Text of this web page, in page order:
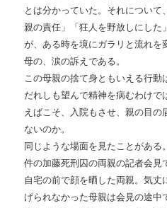
とは分かっていた。それについて
親の責任」「狂人を野放しにした
が、ある時を境にガラリと流れを
母の、涙の訴えである。
この母親の捨て身ともいえる行動
だれしも望んで精神を病むわけで
えばこそ、入院もさせ、親の目の
ないのか。
同じような場面を見たことがあ
件の加藤死刑囚の両親の記者会見
自宅の前で顔を晒した両親。気丈
げられなかった母親は会見の途中